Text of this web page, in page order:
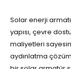
Solar enerji
yapısı, çevre
maliyetleri
aydınlatma